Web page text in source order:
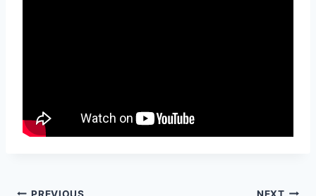
PREVIOUS NEXT